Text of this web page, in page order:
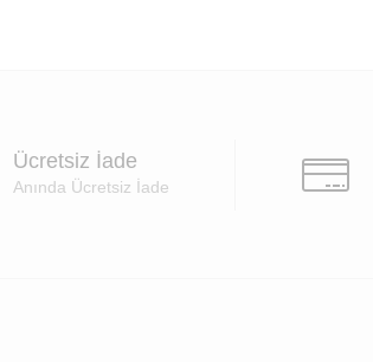
Ücretsiz İade
Anında Ücretsiz İade